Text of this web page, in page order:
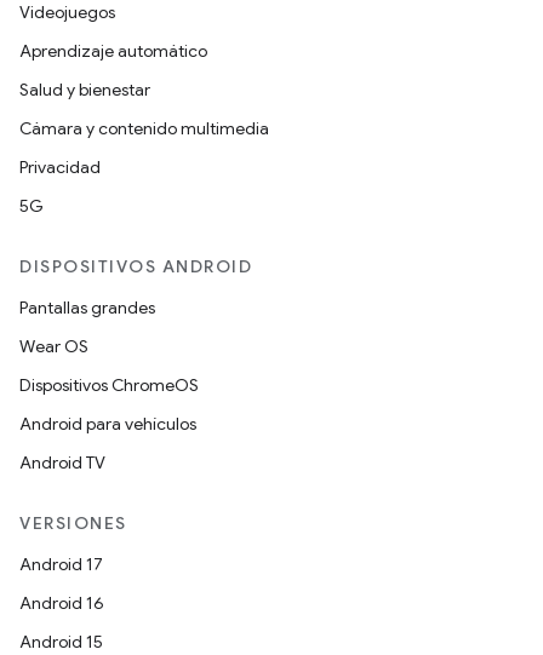
Videojuegos
Aprendizaje automático
Salud y bienestar
Cámara y contenido multimedia
Privacidad
5G
DISPOSITIVOS ANDROID
Pantallas grandes
Wear OS
Dispositivos ChromeOS
Android para vehículos
Android TV
VERSIONES
Android 17
Android 16
Android 15